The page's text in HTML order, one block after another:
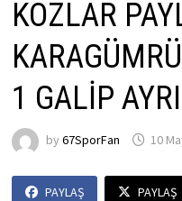
KOZLAR
1 GALİP
by 67SporFan 10
PAYLAŞ PAYLAŞ